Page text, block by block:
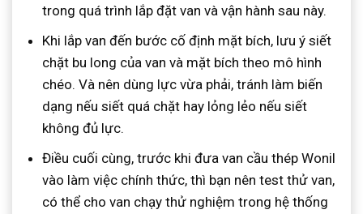
trong quá trình lắp đặt van và vận hành sau này.
Khi lắp van đến bước cố định mặt bích, lưu ý siết
chặt bu long của van và mặt bích theo mô hình
chéo. Và nên dùng lực vừa phải, tránh làm biến
dạng nếu siết quá chặt hay lỏng lẻo nếu siết
không đủ lực.
Điều cuối cùng, trước khi đưa van cầu thép Wonil
vào làm việc chính thức, thì bạn nên test thử van,
có thể cho van chạy thử nghiệm trong hệ thống